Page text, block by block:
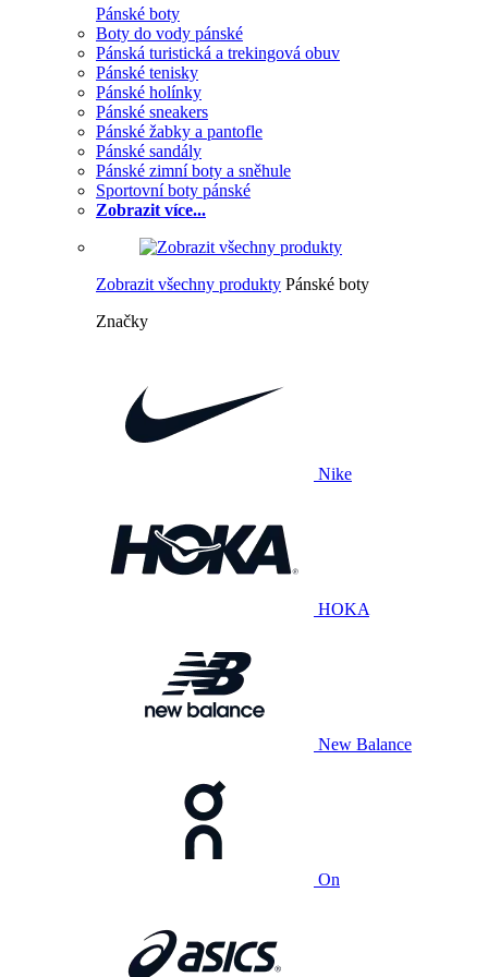
Pánské boty
Boty do vody pánské
Pánská turistická a trekingová obuv
Pánské tenisky
Pánské holínky
Pánské sneakers
Pánské žabky a pantofle
Pánské sandály
Pánské zimní boty a sněhule
Sportovní boty pánské
Zobrazit více...
Zobrazit všechny produkty Pánské boty
Značky
Nike
HOKA
New Balance
On